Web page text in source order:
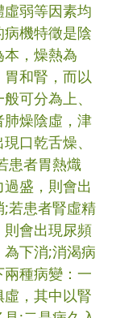
弱等因素均
機特徵是陰
，燥熱為
和腎，而以
可分為上、
燥陰虛，津
口乾舌燥、
患者胃熱熾
盛，則會出
若患者腎虛精
會出現尿頻
下消;消渴病
種病變：一
，其中以腎